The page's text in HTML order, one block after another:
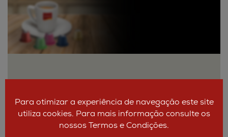
Para otimizar a experiência de navegação este site
utiliza cookies. Para mais informação consulte os
nossos Termos e Condições.